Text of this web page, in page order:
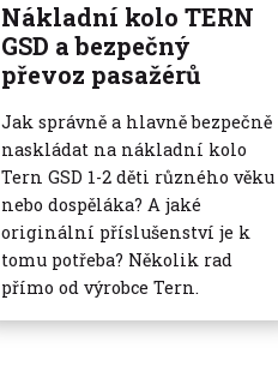
Nákladní kolo TERN
GSD a bezpečný
převoz pasažérů
Jak správně a hlavně bezpečně
naskládat na nákladní kolo
Tern GSD 1-2 děti různého věku
nebo dospěláka? A jaké
originální příslušenství je k
tomu potřeba? Několik rad
přímo od výrobce Tern.